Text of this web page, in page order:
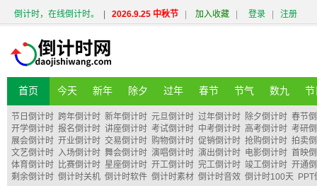
倒计时，在线倒计时。 2026.9.25 中秋节 加入收藏 登录 注册
首页 今天 新年 除夕 过年 春节 节气 数九 节
节日倒计时 跨年倒计时 新年倒计时 元旦倒计时 过年倒计时 除夕倒计时 春节
开学倒计时 报名倒计时 讲座倒计时 考试倒计时 中考倒计时 高考倒计时 考研
展会倒计时 开业倒计时 交易倒计时 购物倒计时 促销倒计时 抢购倒计时 拍卖
文艺倒计时 入场倒计时 舞会倒计时 演唱倒计时 演出倒计时 电影倒计时 首映
体育倒计时 比赛倒计时 星座倒计时 开工倒计时 完工倒计时 竣工倒计时 开通
剩余倒计时 倒计时关机 倒计时软件 倒计时素材 倒计时音效 倒计时100天 PPT